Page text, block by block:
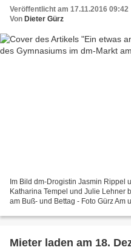
Veröffentlicht am 17.11.2016 09:42
Von Dieter Gürz
Im Bild dm-Drogistin Jasmin Rippel
Katharina Tempel und Julie Lehner
am Buß- und Bettag - Foto Gürz Am
Mieter laden am 18.